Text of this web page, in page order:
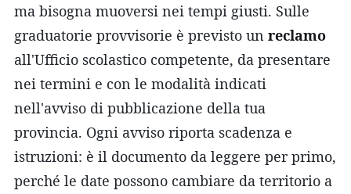
ma bisogna muoversi nei tempi giusti. Sulle
graduatorie provvisorie è previsto un reclamo
all'Ufficio scolastico competente, da presentare
nei termini e con le modalità indicati
nell'avviso di pubblicazione della tua
provincia. Ogni avviso riporta scadenza e
istruzioni: è il documento da leggere per primo,
perché le date possono cambiare da territorio a